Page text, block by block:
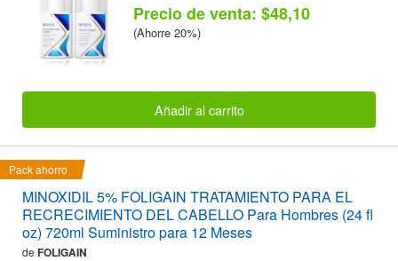
Precio de venta: $48,10
(Ahorre 20%)
Añadir al carrito
Pack ahorro
MINOXIDIL 5% FOLIGAIN TRATAMIENTO PARA EL
RECRECIMIENTO DEL CABELLO Para Hombres (24 fl
oz) 720ml Suministro para 12 Meses
de FOLIGAIN